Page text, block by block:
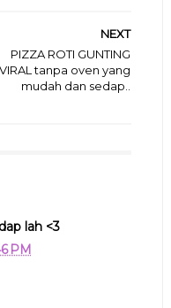
NEXT
PIZZA ROTI GUNTING
VIRAL tanpa oven yang
mudah dan sedap..
lah <3
PM